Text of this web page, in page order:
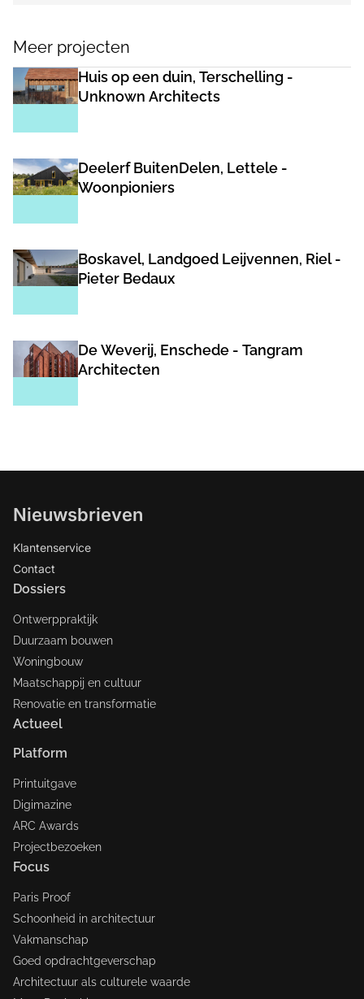
Meer projecten
Huis op een duin, Terschelling -
Unknown Architects
Deelerf BuitenDelen, Lettele -
Woonpioniers
Boskavel, Landgoed Leijvennen, Riel -
Pieter Bedaux
De Weverij, Enschede - Tangram
Architecten
Nieuwsbrieven
Klantenservice
Contact
Dossiers
Ontwerppraktijk
Duurzaam bouwen
Woningbouw
Maatschappij en cultuur
Renovatie en transformatie
Actueel
Platform
Printuitgave
Digimazine
ARC Awards
Projectbezoeken
Focus
Paris Proof
Schoonheid in architectuur
Vakmanschap
Goed opdrachtgeverschap
Architectuur als culturele waarde